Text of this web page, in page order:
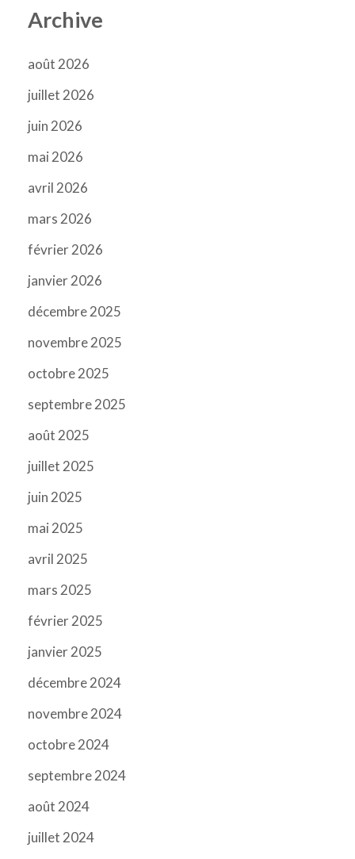
Archive
août 2026
juillet 2026
juin 2026
mai 2026
avril 2026
mars 2026
février 2026
janvier 2026
décembre 2025
novembre 2025
octobre 2025
septembre 2025
août 2025
juillet 2025
juin 2025
mai 2025
avril 2025
mars 2025
février 2025
janvier 2025
décembre 2024
novembre 2024
octobre 2024
septembre 2024
août 2024
juillet 2024